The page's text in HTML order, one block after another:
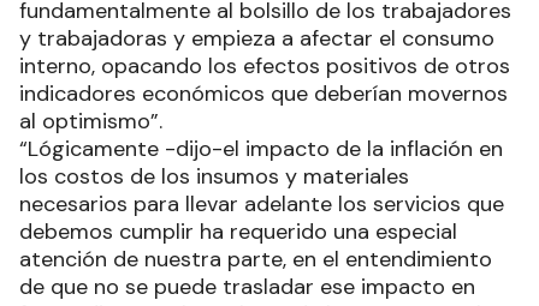
fundamentalmente al bolsillo de los trabajadores
y trabajadoras y empieza a afectar el consumo
interno, opacando los efectos positivos de otros
indicadores económicos que deberían movernos
al optimismo”.
“Lógicamente -dijo-el impacto de la inflación en
los costos de los insumos y materiales
necesarios para llevar adelante los servicios que
debemos cumplir ha requerido una especial
atención de nuestra parte, en el entendimiento
de que no se puede trasladar ese impacto en